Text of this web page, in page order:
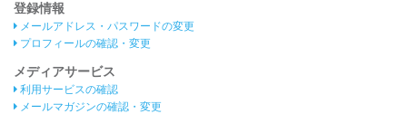
登録情報
メールアドレス・パスワードの変更
プロフィールの確認・変更
メディアサービス
利用サービスの確認
メールマガジンの確認・変更